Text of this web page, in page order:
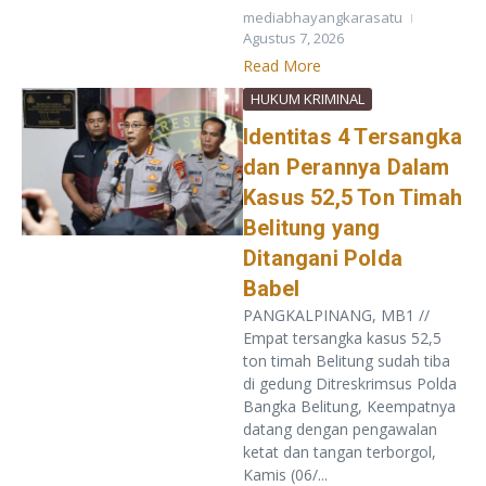
mediabhayangkarasatu
Agustus 7, 2026
Read More
HUKUM KRIMINAL
Identitas 4 Tersangka
dan Perannya Dalam
Kasus 52,5 Ton Timah
Belitung yang
Ditangani Polda
Babel
PANGKALPINANG, MB1 //
Empat tersangka kasus 52,5
ton timah Belitung sudah tiba
di gedung Ditreskrimsus Polda
Bangka Belitung, Keempatnya
datang dengan pengawalan
ketat dan tangan terborgol,
Kamis (06/...